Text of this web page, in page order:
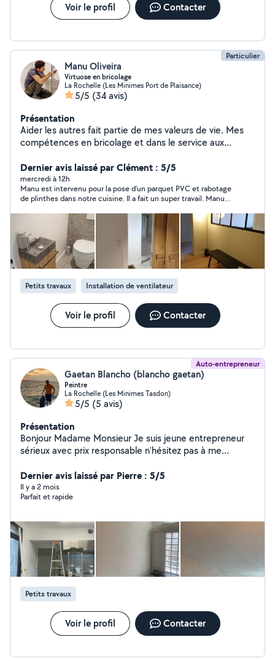
Voir le profil Contacter
Particulier
Manu Oliveira
Virtuose en bricolage
La Rochelle (Les Minimes Port de Plaisance)
5/5 (34 avis)
Présentation
Aider les autres fait partie de mes valeurs de vie. Mes
compétences en bricolage et dans le service aux
bonheur de mes voisins en leur en proposant un service
de qualité. Alors n'hésitez pas..
Dernier avis laissé par Clément : 5/5
mercredi à 12h
Manu est intervenu pour la pose d'un parquet PVC et rabotage
de plinthes dans notre cuisine. Il a fait un super travail. Manu
solutions. Il est aussi toujours à l'heure ! Nous referons
certainement appel à lui pour de futurs travaux.
Petits travaux Installation de ventilateur
Voir le profil Contacter
Auto-entrepreneur
Gaetan Blancho (blancho gaetan)
Peintre
La Rochelle (Les Minimes Tasdon)
5/5 (5 avis)
Présentation
Bonjour Madame Monsieur Je suis jeune entrepreneur
sérieux avec prix responsable n'hésitez pas à me
Je travaille dans : Peinture (intérieur/extérieur),plaquiste
(placo /bande de placo),carrelage, parquet, n'hésitez
Dernier avis laissé par Pierre : 5/5
Il y a 2 mois
Parfait et rapide
Petits travaux
Voir le profil Contacter